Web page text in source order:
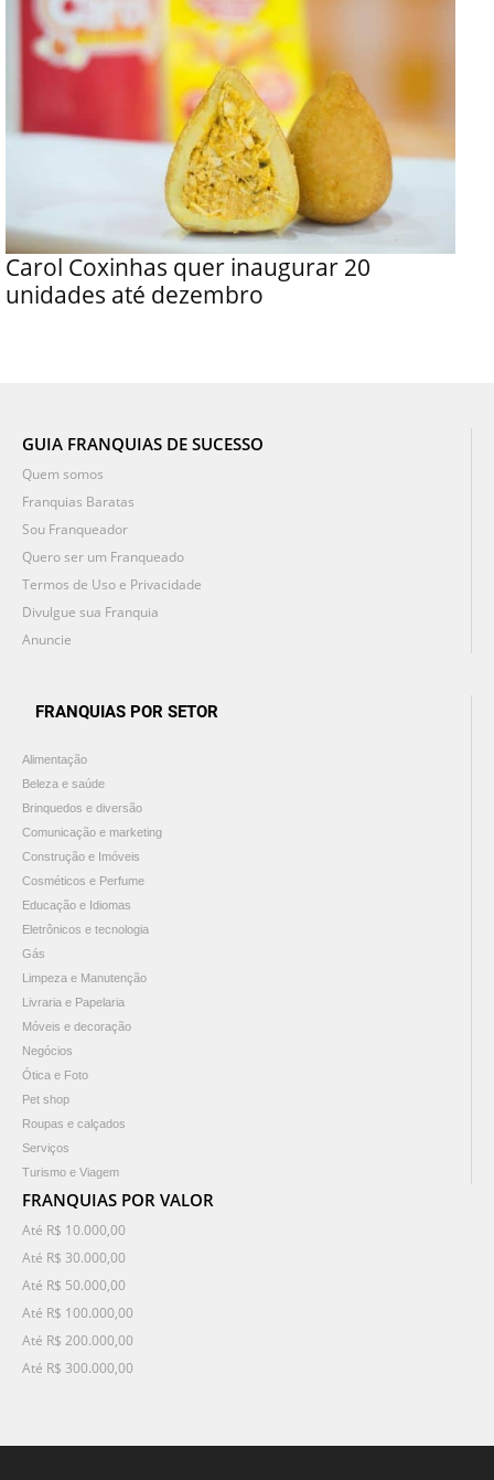
Carol Coxinhas quer inaugurar 20
unidades até dezembro
GUIA FRANQUIAS DE SUCESSO
Quem somos
Franquias Baratas
Sou Franqueador
Quero ser um Franqueado
Termos de Uso e Privacidade
Divulgue sua Franquia
Anuncie
FRANQUIAS POR SETOR
Alimentação
Beleza e saúde
Brinquedos e diversão
Comunicação e marketing
Construção e Imóveis
Cosméticos e Perfume
Educação e Idiomas
Eletrônicos e tecnologia
Gás
Limpeza e Manutenção
Livraria e Papelaria
Móveis e decoração
Negócios
Ótica e Foto
Pet shop
Roupas e calçados
Serviços
Turismo e Viagem
FRANQUIAS POR VALOR
Até R$ 10.000,00
Até R$ 30.000,00
Até R$ 50.000,00
Até R$ 100.000,00
Até R$ 200.000,00
Até R$ 300.000,00